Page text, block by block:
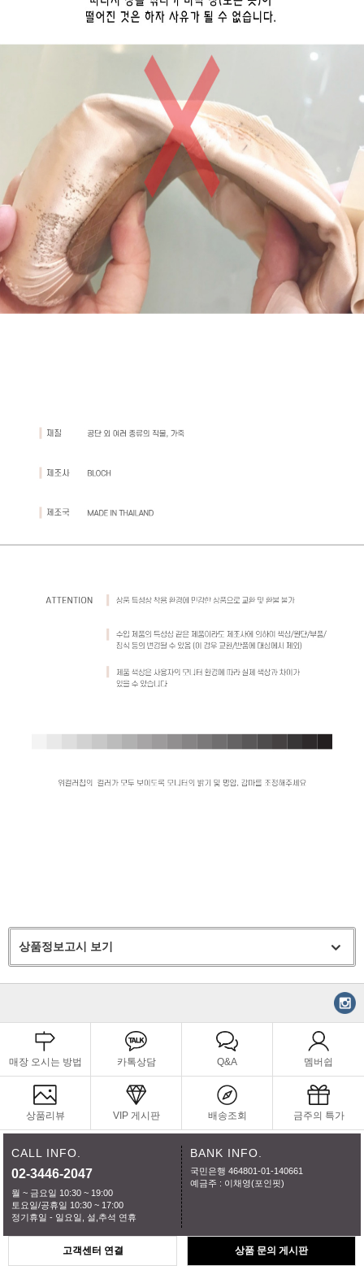
상품정보고시 보기
매장 오시는 방법 카톡상담 Q&A 멤버쉽
상품리뷰 VIP 게시판 배송조회 금주의 특가
CALL INFO.
02-3446-2047
월 ~ 금요일 10:30 ~ 19:00
토요일/공휴일 10:30 ~ 17:00
정기휴일 - 일요일, 설,추석 연휴
BANK INFO.
국민은행 464801-01-140661
예금주 : 이채영(포인핏)
고객센터 연결 상품 문의 게시판